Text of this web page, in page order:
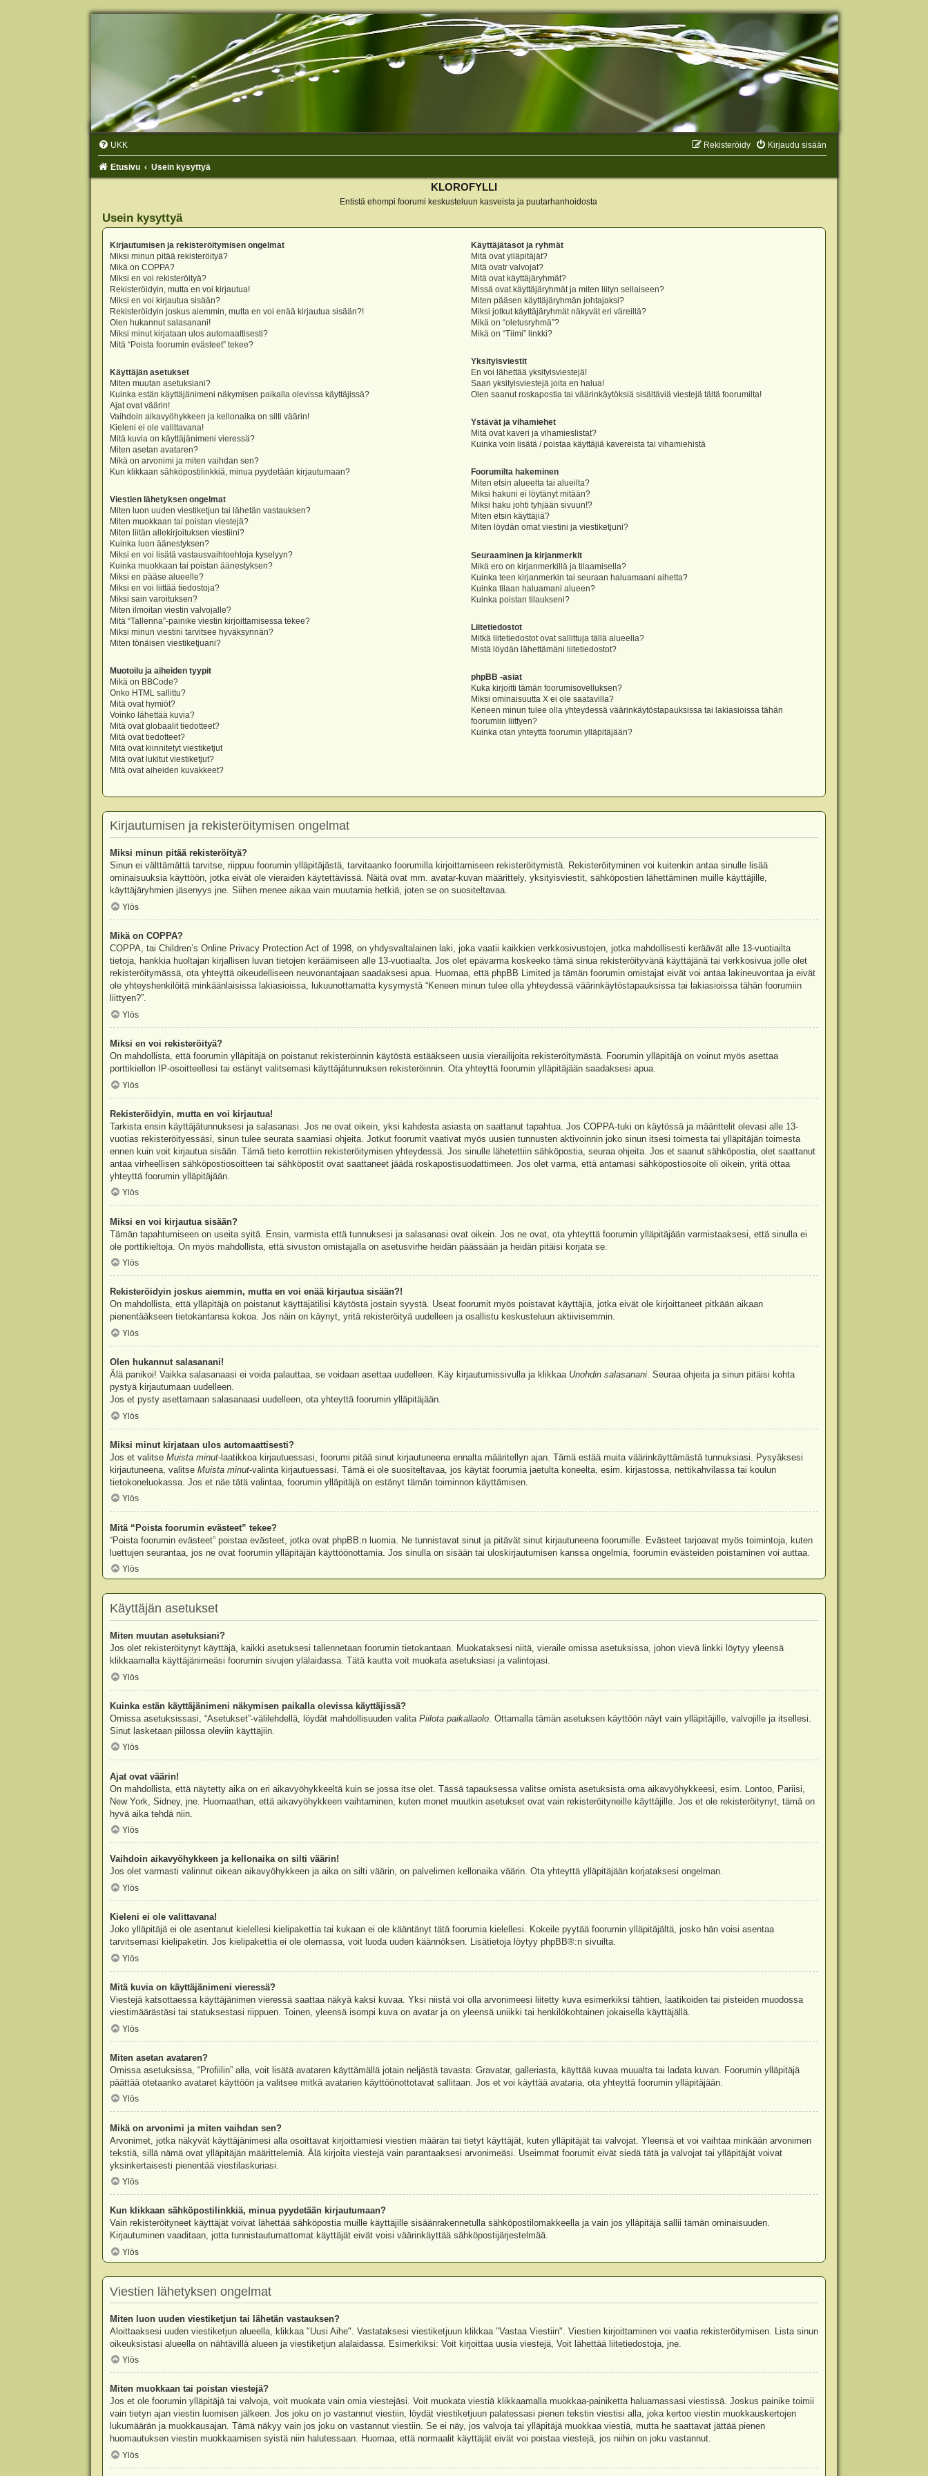
UKK Kirjaudu sisään
Rekisteröidy
Etusivu Usein kysyttyä
KLOROFYLLI
Entistä ehompi foorumi keskusteluun kasveista ja puutarhanhoidosta
Usein kysyttyä
Kirjautumisen ja rekisteröitymisen ongelmat
Miksi minun pitää rekisteröityä?
Mikä on COPPA?
Miksi en voi rekisteröityä?
Rekisteröidyin, mutta en voi kirjautua!
Miksi en voi kirjautua sisään?
Rekisteröidyin joskus aiemmin, mutta en voi enää kirjautua sisään?!
Olen hukannut salasanani!
Miksi minut kirjataan ulos automaattisesti?
Mitä “Poista foorumin evästeet” tekee?
Käyttäjän asetukset
Miten muutan asetuksiani?
Kuinka estän käyttäjänimeni näkymisen paikalla olevissa käyttäjissä?
Ajat ovat väärin!
Vaihdoin aikavyöhykkeen ja kellonaika on silti väärin!
Kieleni ei ole valittavana!
Mitä kuvia on käyttäjänimeni vieressä?
Miten asetan avataren?
Mikä on arvonimi ja miten vaihdan sen?
Kun klikkaan sähköpostilinkkiä, minua pyydetään kirjautumaan?
Viestien lähetyksen ongelmat
Miten luon uuden viestiketjun tai lähetän vastauksen?
Miten muokkaan tai poistan viestejä?
Miten liitän allekirjoituksen viestiini?
Kuinka luon äänestyksen?
Miksi en voi lisätä vastausvaihtoehtoja kyselyyn?
Kuinka muokkaan tai poistan äänestyksen?
Miksi en pääse alueelle?
Miksi en voi liittää tiedostoja?
Miksi sain varoituksen?
Miten ilmoitan viestin valvojalle?
Mitä “Tallenna”-painike viestin kirjoittamisessa tekee?
Miksi minun viestini tarvitsee hyväksynnän?
Miten tönäisen viestiketjuani?
Muotoilu ja aiheiden tyypit
Mikä on BBCode?
Onko HTML sallittu?
Mitä ovat hymiöt?
Voinko lähettää kuvia?
Mitä ovat globaalit tiedotteet?
Mitä ovat tiedotteet?
Mitä ovat kiinnitetyt viestiketjut
Mitä ovat lukitut viestiketjut?
Mitä ovat aiheiden kuvakkeet?
Käyttäjätasot ja ryhmät
Mitä ovat ylläpitäjät?
Mitä ovatr valvojat?
Mitä ovat käyttäjäryhmät?
Missä ovat käyttäjäryhmät ja miten liityn sellaiseen?
Miten pääsen käyttäjäryhmän johtajaksi?
Miksi jotkut käyttäjäryhmät näkyvät eri väreillä?
Mikä on “oletusryhmä”?
Mikä on “Tiimi” linkki?
Yksityisviestit
En voi lähettää yksityisviestejä!
Saan yksityisviestejä joita en halua!
Olen saanut roskapostia tai väärinkäytöksiä sisältäviä viestejä tältä foorumilta!
Ystävät ja vihamiehet
Mitä ovat kaveri ja vihamieslistat?
Kuinka voin lisätä / poistaa käyttäjiä kavereista tai vihamiehistä
Foorumilta hakeminen
Miten etsin alueelta tai alueilta?
Miksi hakuni ei löytänyt mitään?
Miksi haku johti tyhjään sivuun!?
Miten etsin käyttäjiä?
Miten löydän omat viestini ja viestiketjuni?
Seuraaminen ja kirjanmerkit
Mikä ero on kirjanmerkillä ja tilaamisella?
Kuinka teen kirjanmerkin tai seuraan haluamaani aihetta?
Kuinka tilaan haluamani alueen?
Kuinka poistan tilaukseni?
Liitetiedostot
Mitkä liitetiedostot ovat sallittuja tällä alueella?
Mistä löydän lähettämäni liitetiedostot?
phpBB -asiat
Kuka kirjoitti tämän foorumisovelluksen?
Miksi ominaisuutta X ei ole saatavilla?
Keneen minun tulee olla yhteydessä väärinkäytöstapauksissa tai lakiasioissa tähän
foorumiin liittyen?
Kuinka otan yhteyttä foorumin ylläpitäjään?
Kirjautumisen ja rekisteröitymisen ongelmat
Miksi minun pitää rekisteröityä?
Sinun ei välttämättä tarvitse, riippuu foorumin ylläpitäjästä, tarvitaanko foorumilla kirjoittamiseen rekisteröitymistä. Rekisteröityminen voi kuitenkin antaa sinulle lisää
ominaisuuksia käyttöön, jotka eivät ole vieraiden käytettävissä. Näitä ovat mm. avatar-kuvan määrittely, yksityisviestit, sähköpostien lähettäminen muille käyttäjille,
käyttäjäryhmien jäsenyys jne. Siihen menee aikaa vain muutamia hetkiä, joten se on suositeltavaa.
Ylös
Mikä on COPPA?
COPPA, tai Children’s Online Privacy Protection Act of 1998, on yhdysvaltalainen laki, joka vaatii kaikkien verkkosivustojen, jotka mahdollisesti keräävät alle 13-vuotiailta
tietoja, hankkia huoltajan kirjallisen luvan tietojen keräämiseen alle 13-vuotiaalta. Jos olet epävarma koskeeko tämä sinua rekisteröityvänä käyttäjänä tai verkkosivua jolle olet
rekisteröitymässä, ota yhteyttä oikeudelliseen neuvonantajaan saadaksesi apua. Huomaa, että phpBB Limited ja tämän foorumin omistajat eivät voi antaa lakineuvontaa ja eivät
ole yhteyshenkilöitä minkäänlaisissa lakiasioissa, lukuunottamatta kysymystä “Keneen minun tulee olla yhteydessä väärinkäytöstapauksissa tai lakiasioissa tähän foorumiin
liittyen?”.
Ylös
Miksi en voi rekisteröityä?
On mahdollista, että foorumin ylläpitäjä on poistanut rekisteröinnin käytöstä estääkseen uusia vierailijoita rekisteröitymästä. Foorumin ylläpitäjä on voinut myös asettaa
porttikiellon IP-osoitteellesi tai estänyt valitsemasi käyttäjätunnuksen rekisteröinnin. Ota yhteyttä foorumin ylläpitäjään saadaksesi apua.
Ylös
Rekisteröidyin, mutta en voi kirjautua!
Tarkista ensin käyttäjätunnuksesi ja salasanasi. Jos ne ovat oikein, yksi kahdesta asiasta on saattanut tapahtua. Jos COPPA-tuki on käytössä ja määrittelit olevasi alle 13-
vuotias rekisteröityessäsi, sinun tulee seurata saamiasi ohjeita. Jotkut foorumit vaativat myös uusien tunnusten aktivoinnin joko sinun itsesi toimesta tai ylläpitäjän toimesta
ennen kuin voit kirjautua sisään. Tämä tieto kerrottiin rekisteröitymisen yhteydessä. Jos sinulle lähetettiin sähköpostia, seuraa ohjeita. Jos et saanut sähköpostia, olet saattanut
antaa virheellisen sähköpostiosoitteen tai sähköpostit ovat saattaneet jäädä roskapostisuodattimeen. Jos olet varma, että antamasi sähköpostiosoite oli oikein, yritä ottaa
yhteyttä foorumin ylläpitäjään.
Ylös
Miksi en voi kirjautua sisään?
Tämän tapahtumiseen on useita syitä. Ensin, varmista että tunnuksesi ja salasanasi ovat oikein. Jos ne ovat, ota yhteyttä foorumin ylläpitäjään varmistaaksesi, että sinulla ei
ole porttikieltoja. On myös mahdollista, että sivuston omistajalla on asetusvirhe heidän päässään ja heidän pitäisi korjata se.
Ylös
Rekisteröidyin joskus aiemmin, mutta en voi enää kirjautua sisään?!
On mahdollista, että ylläpitäjä on poistanut käyttäjätilisi käytöstä jostain syystä. Useat foorumit myös poistavat käyttäjiä, jotka eivät ole kirjoittaneet pitkään aikaan
pienentääkseen tietokantansa kokoa. Jos näin on käynyt, yritä rekisteröityä uudelleen ja osallistu keskusteluun aktiivisemmin.
Ylös
Olen hukannut salasanani!
Älä panikoi! Vaikka salasanaasi ei voida palauttaa, se voidaan asettaa uudelleen. Käy kirjautumissivulla ja klikkaa Unohdin salasanani. Seuraa ohjeita ja sinun pitäisi kohta
pystyä kirjautumaan uudelleen.
Jos et pysty asettamaan salasanaasi uudelleen, ota yhteyttä foorumin ylläpitäjään.
Ylös
Miksi minut kirjataan ulos automaattisesti?
Jos et valitse Muista minut-laatikkoa kirjautuessasi, foorumi pitää sinut kirjautuneena ennalta määritellyn ajan. Tämä estää muita väärinkäyttämästä tunnuksiasi. Pysyäksesi
kirjautuneena, valitse Muista minut-valinta kirjautuessasi. Tämä ei ole suositeltavaa, jos käytät foorumia jaetulta koneelta, esim. kirjastossa, nettikahvilassa tai koulun
tietokoneluokassa. Jos et näe tätä valintaa, foorumin ylläpitäjä on estänyt tämän toiminnon käyttämisen.
Ylös
Mitä “Poista foorumin evästeet” tekee?
“Poista foorumin evästeet” poistaa evästeet, jotka ovat phpBB:n luomia. Ne tunnistavat sinut ja pitävät sinut kirjautuneena foorumille. Evästeet tarjoavat myös toimintoja, kuten
luettujen seurantaa, jos ne ovat foorumin ylläpitäjän käyttöönottamia. Jos sinulla on sisään tai uloskirjautumisen kanssa ongelmia, foorumin evästeiden poistaminen voi auttaa.
Ylös
Käyttäjän asetukset
Miten muutan asetuksiani?
Jos olet rekisteröitynyt käyttäjä, kaikki asetuksesi tallennetaan foorumin tietokantaan. Muokataksesi niitä, vieraile omissa asetuksissa, johon vievä linkki löytyy yleensä
klikkaamalla käyttäjänimeäsi foorumin sivujen ylälaidassa. Tätä kautta voit muokata asetuksiasi ja valintojasi.
Ylös
Kuinka estän käyttäjänimeni näkymisen paikalla olevissa käyttäjissä?
Omissa asetuksissasi, “Asetukset”-välilehdellä, löydät mahdollisuuden valita Piilota paikallaolo. Ottamalla tämän asetuksen käyttöön näyt vain ylläpitäjille, valvojille ja itsellesi.
Sinut lasketaan piilossa oleviin käyttäjiin.
Ylös
Ajat ovat väärin!
On mahdollista, että näytetty aika on eri aikavyöhykkeeltä kuin se jossa itse olet. Tässä tapauksessa valitse omista asetuksista oma aikavyöhykkeesi, esim. Lontoo, Pariisi,
New York, Sidney, jne. Huomaathan, että aikavyöhykkeen vaihtaminen, kuten monet muutkin asetukset ovat vain rekisteröityneille käyttäjille. Jos et ole rekisteröitynyt, tämä on
hyvä aika tehdä niin.
Ylös
Vaihdoin aikavyöhykkeen ja kellonaika on silti väärin!
Jos olet varmasti valinnut oikean aikavyöhykkeen ja aika on silti väärin, on palvelimen kellonaika väärin. Ota yhteyttä ylläpitäjään korjataksesi ongelman.
Ylös
Kieleni ei ole valittavana!
Joko ylläpitäjä ei ole asentanut kielellesi kielipakettia tai kukaan ei ole kääntänyt tätä foorumia kielellesi. Kokeile pyytää foorumin ylläpitäjältä, josko hän voisi asentaa
tarvitsemasi kielipaketin. Jos kielipakettia ei ole olemassa, voit luoda uuden käännöksen. Lisätietoja löytyy phpBB®:n sivuilta.
Ylös
Mitä kuvia on käyttäjänimeni vieressä?
Viestejä katsottaessa käyttäjänimen vieressä saattaa näkyä kaksi kuvaa. Yksi niistä voi olla arvonimeesi liitetty kuva esimerkiksi tähtien, laatikoiden tai pisteiden muodossa
viestimäärästäsi tai statuksestasi riippuen. Toinen, yleensä isompi kuva on avatar ja on yleensä uniikki tai henkilökohtainen jokaisella käyttäjällä.
Ylös
Miten asetan avataren?
Omissa asetuksissa, “Profiilin” alla, voit lisätä avataren käyttämällä jotain neljästä tavasta: Gravatar, galleriasta, käyttää kuvaa muualta tai ladata kuvan. Foorumin ylläpitäjä
päättää otetaanko avataret käyttöön ja valitsee mitkä avatarien käyttöönottotavat sallitaan. Jos et voi käyttää avataria, ota yhteyttä foorumin ylläpitäjään.
Ylös
Mikä on arvonimi ja miten vaihdan sen?
Arvonimet, jotka näkyvät käyttäjänimesi alla osoittavat kirjoittamiesi viestien määrän tai tietyt käyttäjät, kuten ylläpitäjät tai valvojat. Yleensä et voi vaihtaa minkään arvonimen
tekstiä, sillä nämä ovat ylläpitäjän määrittelemiä. Älä kirjoita viestejä vain parantaaksesi arvonimeäsi. Useimmat foorumit eivät siedä tätä ja valvojat tai ylläpitäjät voivat
yksinkertaisesti pienentää viestilaskuriasi.
Ylös
Kun klikkaan sähköpostilinkkiä, minua pyydetään kirjautumaan?
Vain rekisteröityneet käyttäjät voivat lähettää sähköpostia muille käyttäjille sisäänrakennetulla sähköpostilomakkeella ja vain jos ylläpitäjä sallii tämän ominaisuuden.
Kirjautuminen vaaditaan, jotta tunnistautumattomat käyttäjät eivät voisi väärinkäyttää sähköpostijärjestelmää.
Ylös
Viestien lähetyksen ongelmat
Miten luon uuden viestiketjun tai lähetän vastauksen?
Aloittaaksesi uuden viestiketjun alueella, klikkaa "Uusi Aihe". Vastataksesi viestiketjuun klikkaa "Vastaa Viestiin". Viestien kirjoittaminen voi vaatia rekisteröitymisen. Lista sinun
oikeuksistasi alueella on nähtävillä alueen ja viestiketjun alalaidassa. Esimerkiksi: Voit kirjoittaa uusia viestejä, Voit lähettää liitetiedostoja, jne.
Ylös
Miten muokkaan tai poistan viestejä?
Jos et ole foorumin ylläpitäjä tai valvoja, voit muokata vain omia viestejäsi. Voit muokata viestiä klikkaamalla muokkaa-painiketta haluamassasi viestissä. Joskus painike toimii
vain tietyn ajan viestin luomisen jälkeen. Jos joku on jo vastannut viestiin, löydät viestiketjuun palatessasi pienen tekstin viestisi alla, joka kertoo viestin muokkauskertojen
lukumäärän ja muokkausajan. Tämä näkyy vain jos joku on vastannut viestiin. Se ei näy, jos valvoja tai ylläpitäjä muokkaa viestiä, mutta he saattavat jättää pienen
huomautuksen viestin muokkaamisen syistä niin halutessaan. Huomaa, että normaalit käyttäjät eivät voi poistaa viestejä, jos niihin on joku vastannut.
Ylös